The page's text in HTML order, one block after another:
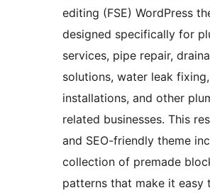
editing (FSE) WordPress
designed specifically for
services, pipe repair,
solutions, water leak
installations, and other
related businesses. This
and SEO-friendly theme
collection of premade
patterns that make it easy